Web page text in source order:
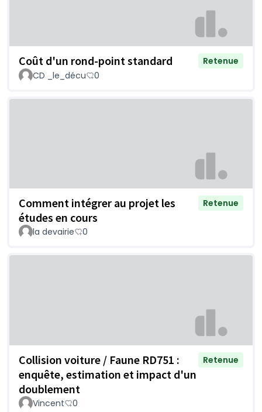
Coût d'un rond-point standard
Retenue
CD _le_décu
0
Comment intégrer au projet les
études en cours
Retenue
la devairie 0
Collision voiture / Faune RD751 :
enquête, estimation et impact d'un
doublement
Retenue
Vincent 0